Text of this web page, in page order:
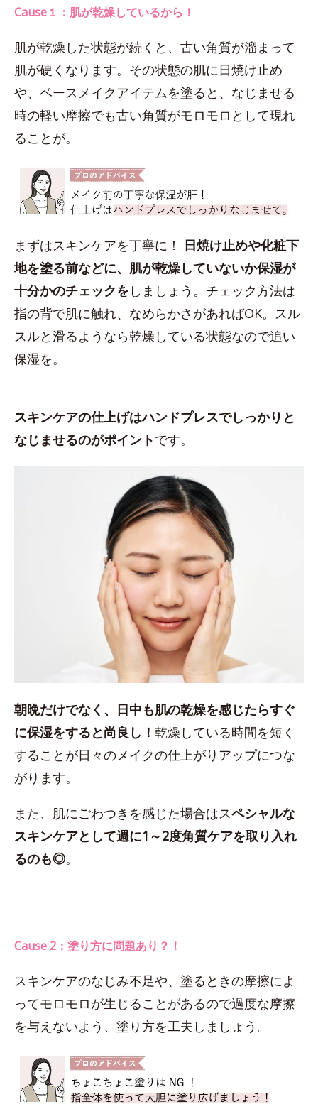
Cause１：肌が乾燥しているから！
肌が乾燥した状態が続くと、古い角質が溜まって
肌が硬くなります。その状態の肌に日焼け止め
や、ベースメイクアイテムを塗ると、なじませる
時の軽い摩擦でも古い角質がモロモロとして現れ
ることが。
まずはスキンケアを丁寧に！
日焼け止めや化粧下
地を塗る前などに、肌が乾燥していないか保湿が
十分かのチェックを しましょう。チェック方法は
指の背で肌に触れ、なめらかさがあればOK。スル
スルと滑るようなら乾燥している状態なので追い
保湿を。
スキンケアの仕上げはハンドプレスでしっかりと
なじませるのがポイントです。
朝晩だけでなく、日中も肌の乾燥を感じたらすぐ
に保湿をすると尚良し！ 乾燥している時間を短く
することが日々のメイクの仕上がりアップにつな
がります。
また、肌にごわつきを感じた場合はスペシャルな
スキンケアとして週に1～2度角質ケアを取り入れ
るのも◎。
Cause 2：塗り方に問題あり？！
スキンケアのなじみ不足や、塗るときの摩擦によ
ってモロモロが生じることがあるので過度な摩擦
を与えないよう、塗り方を工夫しましょう。